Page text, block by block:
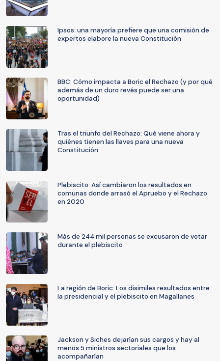
Ipsos: una mayoría prefiere que una comisión de
expertos elabore la nueva Constitución
BBC: Cómo impacta a Boric el Rechazo (y por qué
además de un duro revés puede ser una
oportunidad)
Tras el triunfo del Rechazo: Qué viene ahora y
quiénes tienen las llaves para una nueva
Constitución
Plebiscito: Así cambiaron los resultados en
comunas donde arrasó el Apruebo y el Rechazo
en 2020
Más de 244 mil personas se excusaron de votar
durante el plebiscito
La región de Boric: Los disimiles resultados entre
la presidencial y el plebiscito en Magallanes
Jackson y Siches dejarían sus cargos y hay al
menos 5 ministros sectoriales que los
acompañarían